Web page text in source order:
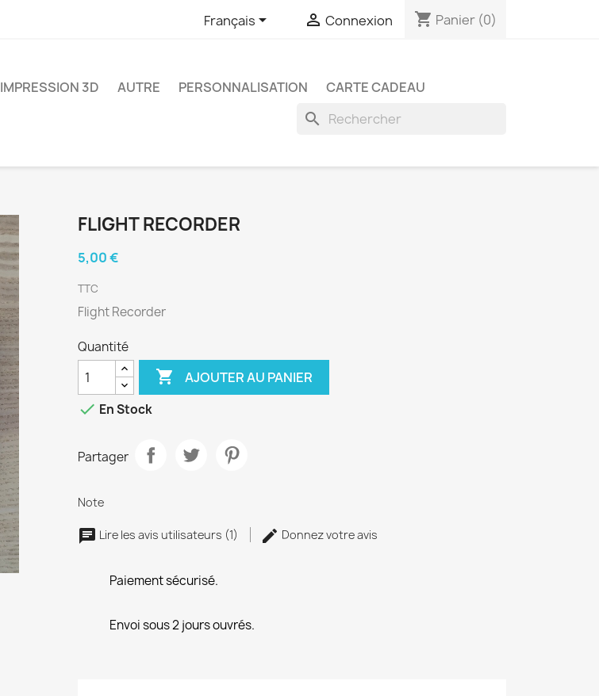
Français  Connexion shopping_cart Panier (0)
IMPRESSION 3D AUTRE PERSONNALISATION CARTE CADEAU
search
FLIGHT RECORDER
5,00 €
TTC
Flight Recorder
Quantité
 AJOUTER AU PANIER
 En Stock
Partager
Note
Lire les avis utilisateurs (1) Donnez votre avis
Paiement sécurisé.
Envoi sous 2 jours ouvrés.